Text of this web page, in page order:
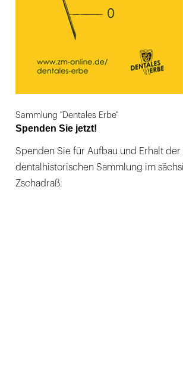
Sammlung "Dentales Erbe"
Spenden Sie jetzt!
Spenden Sie für Aufbau und Erhalt
dentalhistorischen Sammlung im
Zschadraß.